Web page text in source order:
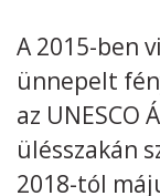
KAPCSOLAT
A 2015-ben
ünnepelt
az UNESCO
ülésszakán
2018-tól